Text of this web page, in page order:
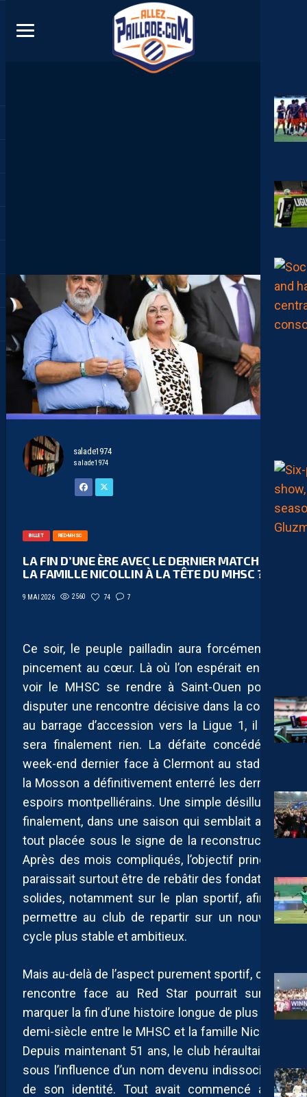
salade1974
salade1974
BILLET RED-MHSC
LA FIN D’UNE ÈRE AVEC LE DERNIER MATCH DE
LA FAMILLE NICOLLIN À LA TÊTE DU MHSC ?
9 MAI 2026 2560 74 7
Ce soir, le peuple pailladin aura forcément un
pincement au cœur. Là où l’on espérait encore
voir le MHSC se rendre à Saint-Ouen pour y
disputer une rencontre décisive dans la course
au barrage d’accession vers la Ligue 1, il n’en
sera finalement rien. La défaite concédée le
week-end dernier face à Clermont au stade de
la Mosson a définitivement enterré les derniers
espoirs montpelliérains. Une simple désillusion
finalement, dans une saison qui semblait avant
tout placée sous le signe de la reconstruction.
Après des mois compliqués, l’objectif principal
paraissait surtout être de rebâtir des fondations
solides, notamment sur le plan sportif, afin de
permettre au club de repartir sur un nouveau
cycle plus stable et ambitieux.
Mais au-delà de l’aspect purement sportif, cette
rencontre face au Red Star pourrait surtout
marquer la fin d’une histoire longue de plus d’un
demi-siècle entre le MHSC et la famille Nicollin.
Depuis maintenant 51 ans, le club héraultais vit
sous l’influence d’un nom devenu indissociable
de son identité. Tout avait commencé avec